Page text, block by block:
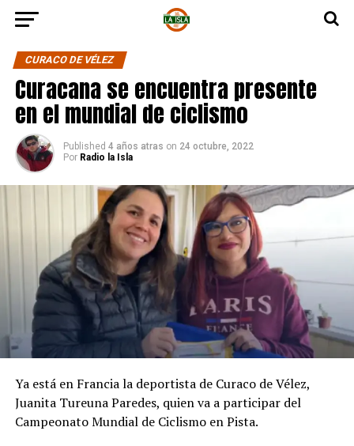
CURACO DE VÉLEZ
Curacana se encuentra presente
en el mundial de ciclismo
Published 4 años atras on 24 octubre, 2022
Por Radio la Isla
Ya está en Francia la deportista de Curaco de Vélez,
Juanita Tureuna Paredes, quien va a participar del
Campeonato Mundial de Ciclismo en Pista.